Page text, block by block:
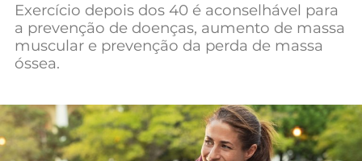
Exercício depois dos 40 é aconselhável para
a prevenção de doenças, aumento de massa
muscular e prevenção da perda de massa
óssea.